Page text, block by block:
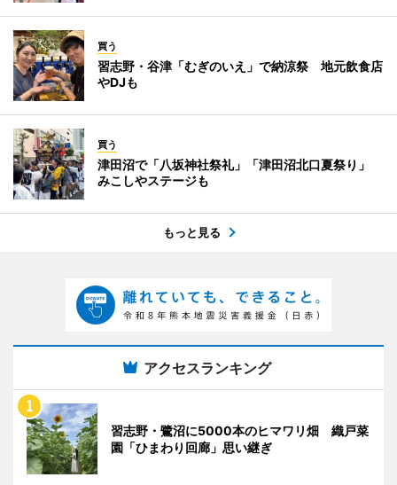
買う
習志野・谷津「むぎのいえ」で納涼祭 地元飲食店
やDJも
買う
津田沼で「八坂神社祭礼」「津田沼北口夏祭り」
みこしやステージも
もっと見る
アクセスランキング
習志野・鷺沼に5000本のヒマワリ畑 織戸菜
園「ひまわり回廊」思い継ぎ